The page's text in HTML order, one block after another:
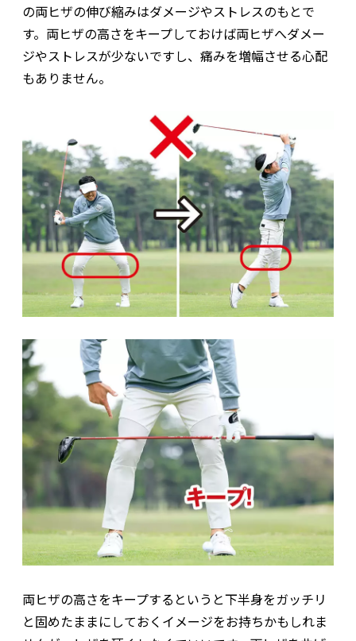
の両ヒザの伸び縮みはダメージやストレスのもとで
す。両ヒザの高さをキープしておけば両ヒザへダメー
ジやストレスが少ないですし、痛みを増幅させる心配
もありません。
両ヒザの高さをキープするというと下半身をガッチリ
と固めたままにしておくイメージをお持ちかもしれま